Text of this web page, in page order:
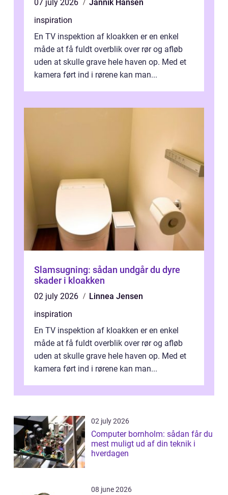
07 july 2026
Jannik Hansen
inspiration
En TV inspektion af kloakken er en enkel
måde at få fuldt overblik over rør og afløb
uden at skulle grave hele haven op. Med et
kamera ført ind i rørene kan man...
Slamsugning: sådan undgår du dyre
skader i kloakken
02 july 2026
Linnea Jensen
inspiration
En TV inspektion af kloakken er en enkel
måde at få fuldt overblik over rør og afløb
uden at skulle grave hele haven op. Med et
kamera ført ind i rørene kan man...
02 july 2026
Computer bornholm: sådan får du
mest muligt ud af din teknik i
hverdagen
08 june 2026